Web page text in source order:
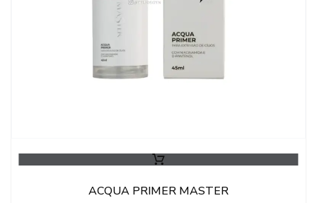
ACQUA PRIMER MASTER